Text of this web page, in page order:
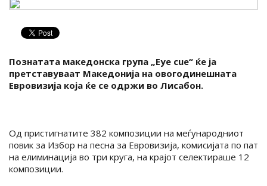
Познатата македонска група „Eye cue“ ќе ја
претставуваат Македонија на овогодинешната
Евровизија која ќе се одржи во Лисабон.
Од пристигнатите 382 композиции на меѓународниот
повик за Избор на песна за Евровизија, комисијата по пат
на елиминација во три круга, на крајот селектираше 12
композиции.